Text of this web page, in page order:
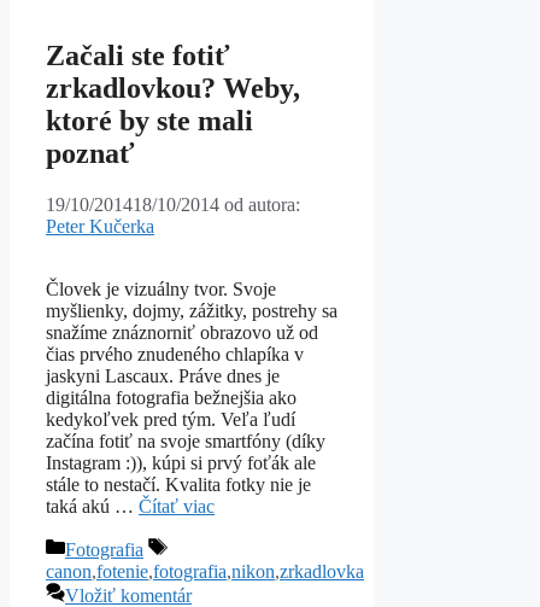
Začali ste fotiť
zrkadlovkou? Weby,
ktoré by ste mali
poznať
19/10/201418/10/2014 od autora:
Peter Kučerka
Človek je vizuálny tvor. Svoje
myšlienky, dojmy, zážitky, postrehy sa
snažíme znáznorniť obrazovo už od
čias prvého znudeného chlapíka v
jaskyni Lascaux. Práve dnes je
digitálna fotografia bežnejšia ako
kedykoľvek pred tým. Veľa ľudí
začína fotiť na svoje smartfóny (díky
Instagram :)), kúpi si prvý foťák ale
stále to nestačí. Kvalita fotky nie je
taká akú … Čítať viac
Kategórie
Fotografia
Značky
canon,fotenie,fotografia,nikon,zrkadlovka
Vložiť komentár